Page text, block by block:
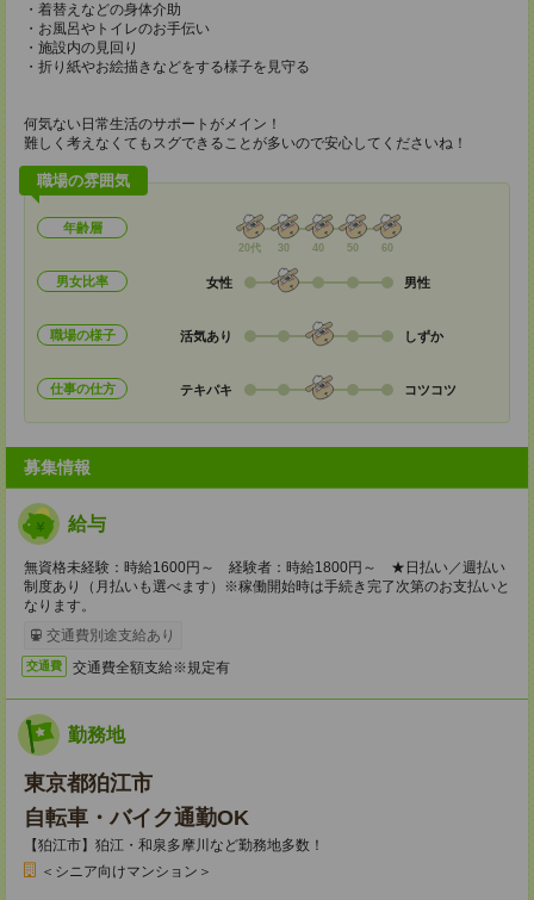
・着替えなどの身体介助
・お風呂やトイレのお手伝い
・施設内の見回り
・折り紙やお絵描きなどをする様子を見守る
何気ない日常生活のサポートがメイン！
難しく考えなくてもスグできることが多いので安心してくださいね！
職場の雰囲気
年齢層
20代 30 40 50 60
男女比率 女性 男性
職場の様子 活気あり しずか
仕事の仕方 テキパキ コツコツ
募集情報
給与
無資格未経験：時給1600円～ 経験者：時給1800円～ ★日払い／週払い
制度あり（月払いも選べます）※稼働開始時は手続き完了次第のお支払いと
なります。
交通費別途支給あり
交通費 交通費全額支給※規定有
勤務地
東京都狛江市
自転車・バイク通勤OK
【狛江市】狛江・和泉多摩川など勤務地多数！
＜シニア向けマンション＞